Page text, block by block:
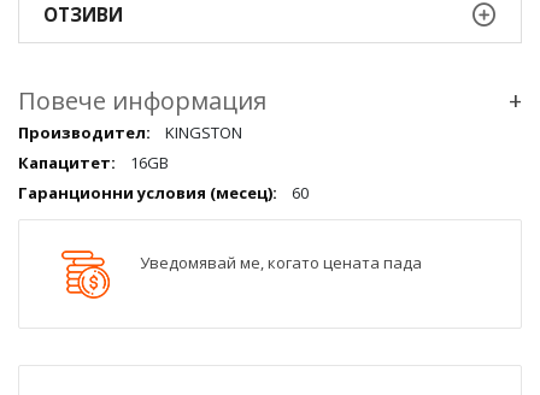
ОТЗИВИ
Повече информация +
Повече
информация
KINGSTON
16GB
60
Уведомявай ме, когато цената пада